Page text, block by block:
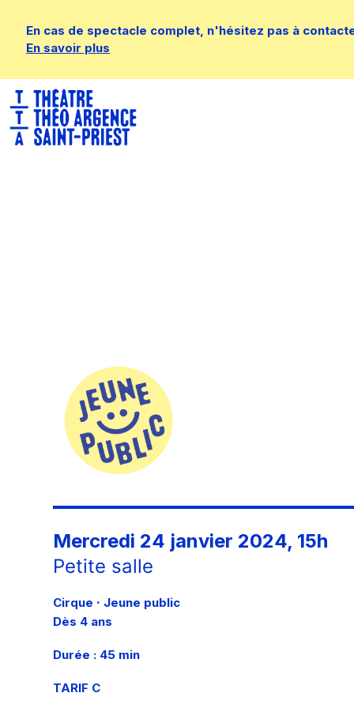
En cas de spectacle complet, n'hésitez pas à
En savoir plus
Mercredi 24 janvier 2024, 15h
Petite salle
Cirque · Jeune public
Dès 4 ans
Durée : 45 min
TARIF C